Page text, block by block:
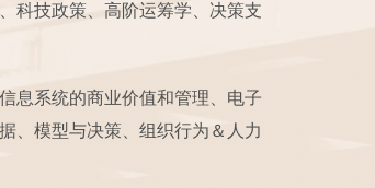
科技政策、高阶运筹学、决策支
息系统的商业价值和管理、电子
、模型与决策、组织行为＆人力